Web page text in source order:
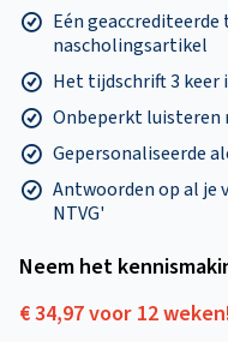
Eén
nascholingsartikel
Het tijdschrift 3 keer
Onbeperkt luisteren
Gepersonaliseerde
Antwoorden op al je
NTVG'
Neem het
€ 34,97 voor 12